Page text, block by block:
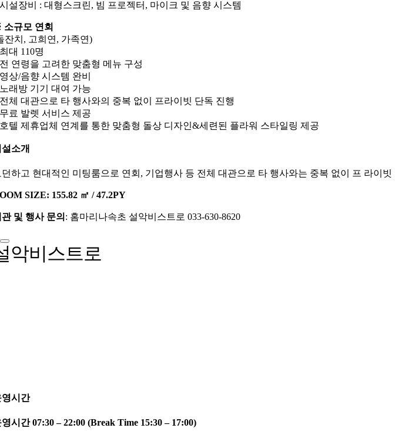
설장비 : 대형스크린, 빔 프로젝터, 마이크 및 음향 시스템
규모 연회
잔치, 고희연, 가족연)
대 110명
연령을 고려한 맞춤형 메뉴 구성
상/음향 시스템 완비
래방 기기 대여 가능
체 대관으로 타 행사와의 중복 없이 프라이빗 단독 진행
료 발렛 서비스 제공
텔 제휴업체 연계를 통한 맞춤형 돌상 디자인&세련된 플라워 스타일링 제공
소개
하고 현대적인 미팅룸으로 연회, 기업행사 등 전체 대관으로 타 행사와는 중복 없이 프 라이
SIZE: 155.82 ㎡ / 47.2PY
및 행사 문의 : 홈마리나속초 설악비스트로 033-630-8620
악비스트로
시간
시간 07:30 – 22:00 (Break Time 15:30 – 17:00)